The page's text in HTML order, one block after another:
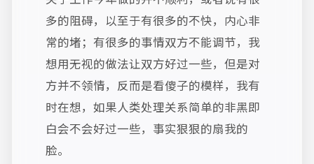
多的阻碍，以至于有很多的不快，内心非
常的堵；有很多的事情双方不能调节，我
想用无视的做法让双方好过一些，但是对
方并不领情，反而是看傻子的模样，我有
时在想，如果人类处理关系简单的非黑即
白会不会好过一些，事实狠狠的扇我的
脸。